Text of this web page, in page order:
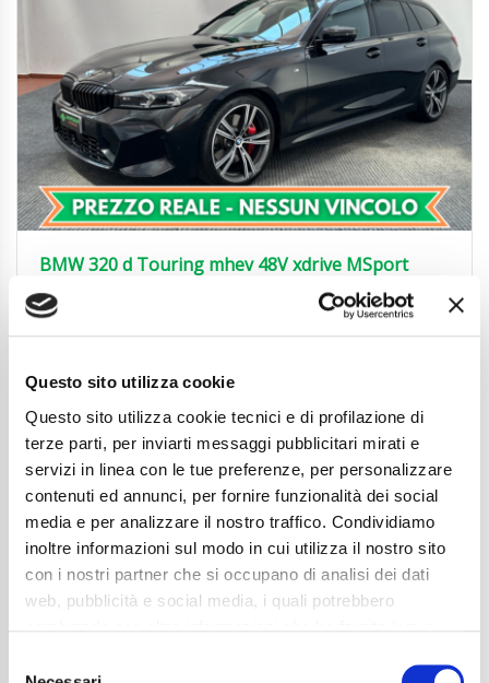
Questo sito utilizza cookie
Questo sito utilizza cookie tecnici e di profilazione di
terze parti, per inviarti messaggi pubblicitari mirati e
servizi in linea con le tue preferenze, per personalizzare
contenuti ed annunci, per fornire funzionalità dei social
media e per analizzare il nostro traffico. Condividiamo
inoltre informazioni sul modo in cui utilizza il nostro sito
con i nostri partner che si occupano di analisi dei dati
web, pubblicità e social media, i quali potrebbero
mera chiusura del banner non comporta l’accettazione
BMW 320 d Touring mhev 48V xdrive MSport
UNIPROP.|360°|ACC|19′
38.850
Chilometraggio
Cambio
Automatico
Normativa Euro
Euro 6d
Dettaglio